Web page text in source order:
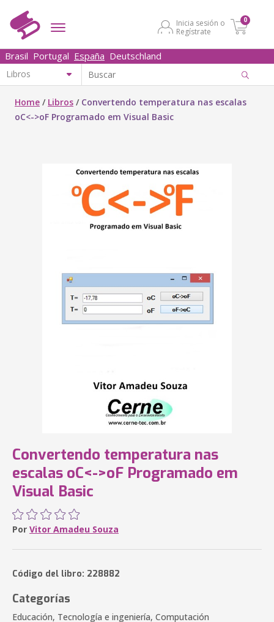
Inicia sesión o
Regístrate
0
Brasil Portugal España Deutschland
Home / Libros / Convertendo temperatura nas escalas
oC<->oF Programado em Visual Basic
Convertendo temperatura nas
escalas oC<->oF Programado em
Visual Basic
Por Vitor Amadeu Souza
Código del libro: 228882
Categorías
Educación, Tecnología e ingeniería, Computación